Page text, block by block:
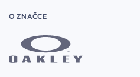
O ZNAČCE